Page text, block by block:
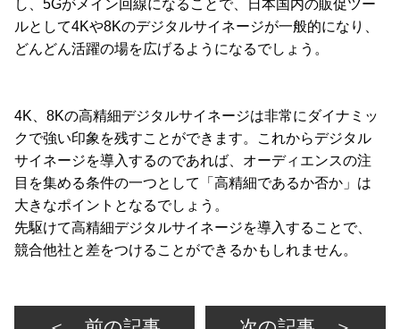
し、5Gがメイン回線になることで、日本国内の販促ツー
ルとして4Kや8Kのデジタルサイネージが一般的になり、
どんどん活躍の場を広げるようになるでしょう。
4K、8Kの高精細デジタルサイネージは非常にダイナミッ
クで強い印象を残すことができます。これからデジタル
サイネージを導入するのであれば、オーディエンスの注
目を集める条件の一つとして「高精細であるか否か」は
大きなポイントとなるでしょう。
先駆けて高精細デジタルサイネージを導入することで、
競合他社と差をつけることができるかもしれません。